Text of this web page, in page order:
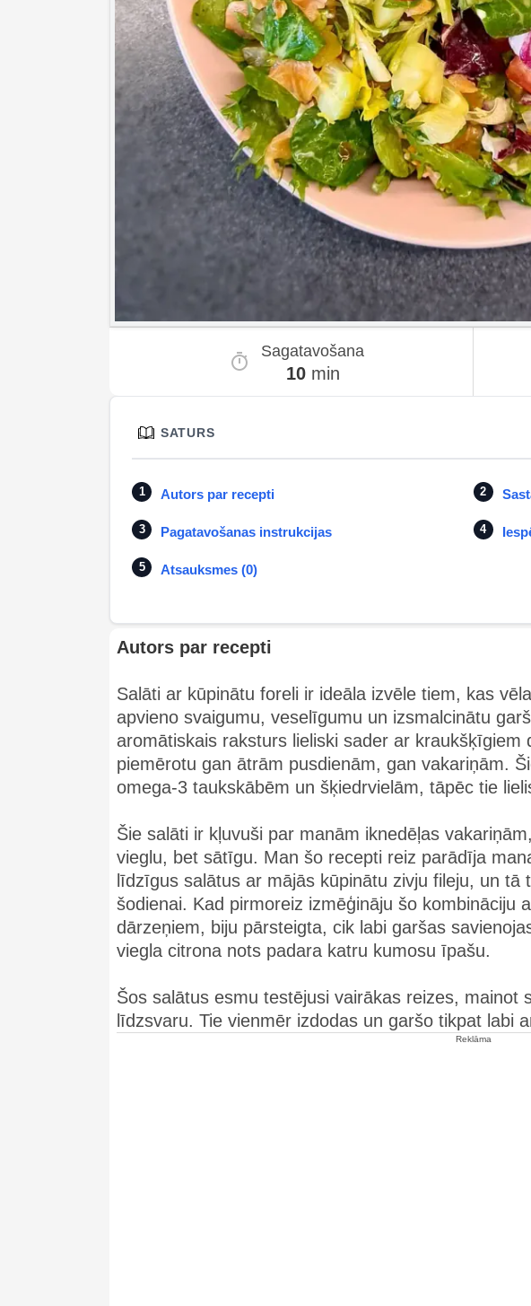
Sagatavošana
10min
SATURS
Autors par recepti
Pagatavošanas instrukcijas
Atsauksmes (0)
Autors par recepti
Salāti ar kūpinātu foreli ir ideāla izvēle tiem, kas
apvieno svaigumu, veselīgumu un izsmalcinātu
aromātiskais raksturs lieliski sader ar kraukšķīgiem
piemērotu gan ātrām pusdienām, gan vakariņām.
omega-3 taukskābēm un šķiedrvielām, tāpēc tie
Šie salāti ir kļuvuši par manām iknedēļas
vieglu, bet sātīgu. Man šo recepti reiz parādīja
līdzīgus salātus ar mājās kūpinātu zivju fileju, un
šodienai. Kad pirmoreiz izmēģināju šo kombināciju
dārzeņiem, biju pārsteigta, cik labi garšas
viegla citrona nots padara katru kumosu īpašu.
Šos salātus esmu testējusi vairākas reizes, mainot
līdzsvaru. Tie vienmēr izdodas un garšo tikpat labi
Reklāma